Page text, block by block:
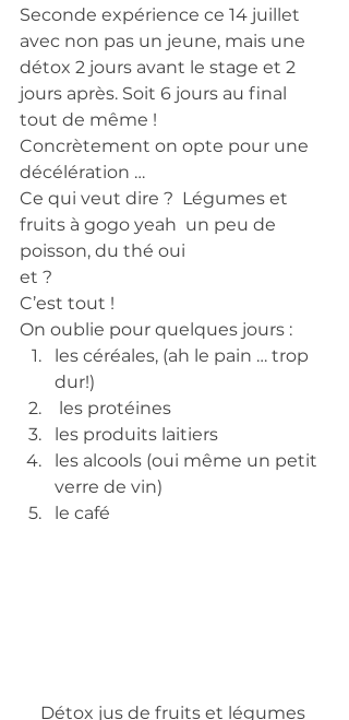
Seconde expérience ce 14 juillet
avec non pas un jeune, mais une
détox 2 jours avant le stage et 2
jours après. Soit 6 jours au final
tout de même !
Concrètement on opte pour une
décélération …
Ce qui veut dire ?  Légumes et
fruits à gogo yeah  un peu de
poisson, du thé oui
et ?
C’est tout !
On oublie pour quelques jours :
les céréales, (ah le pain … trop
dur!)
les protéines
les produits laitiers
les alcools (oui même un petit
verre de vin)
le café
Détox jus de fruits et légumes